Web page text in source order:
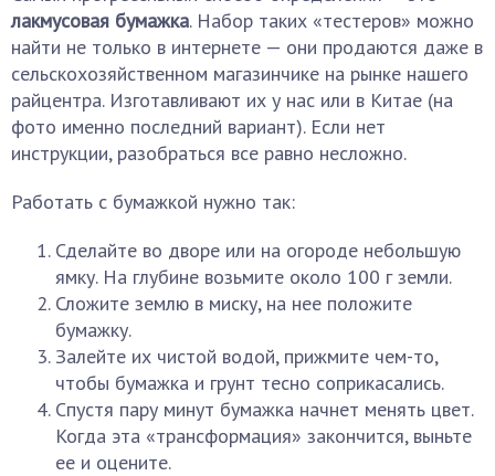
лакмусовая бумажка. Набор таких «тестеров» можно
найти не только в интернете — они продаются даже в
сельскохозяйственном магазинчике на рынке нашего
райцентра. Изготавливают их у нас или в Китае (на
фото именно последний вариант). Если нет
инструкции, разобраться все равно несложно.
Работать с бумажкой нужно так:
Сделайте во дворе или на огороде небольшую
ямку. На глубине возьмите около 100 г земли.
Сложите землю в миску, на нее положите
бумажку.
Залейте их чистой водой, прижмите чем-то,
чтобы бумажка и грунт тесно соприкасались.
Спустя пару минут бумажка начнет менять цвет.
Когда эта «трансформация» закончится, выньте
ее и оцените.